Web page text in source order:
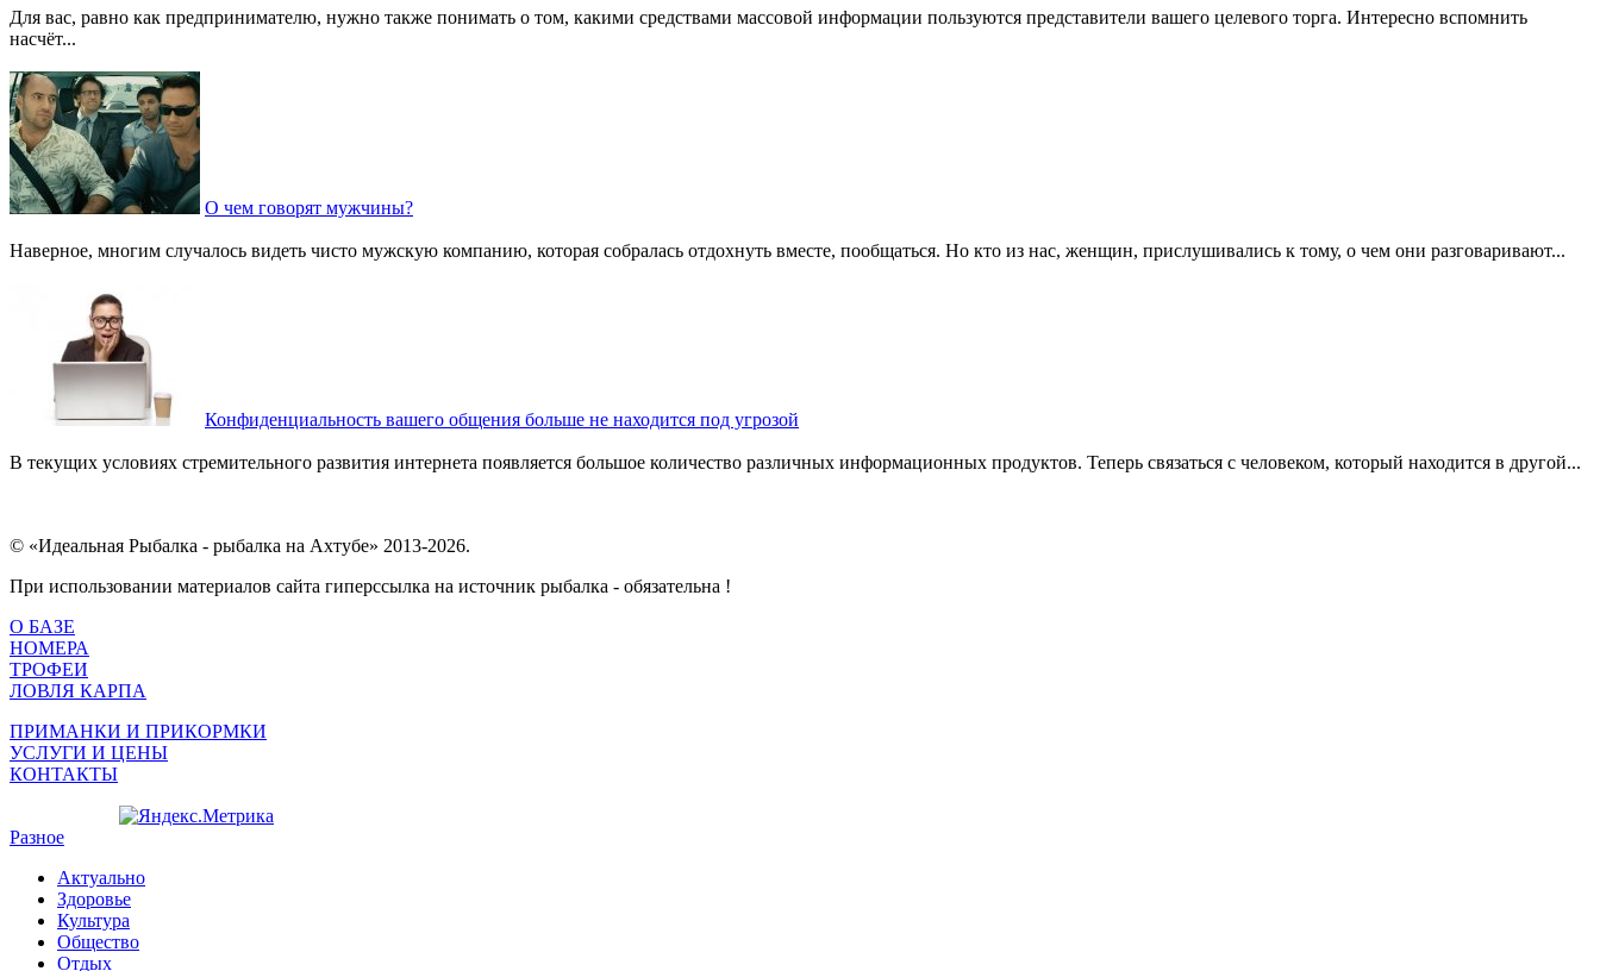
Для вас, равно как предпринимателю, нужно также понимать о том, какими средствами массовой информации пользуются представители вашего целевого торга. Интересно вспомнить
насчёт...
О чем говорят мужчины?
Наверное, многим случалось видеть чисто мужскую компанию, которая собралась отдохнуть вместе, пообщаться. Но кто из нас, женщин, прислушивались к тому, о чем они разговаривают...
Конфиденциальность вашего общения больше не находится под угрозой
В текущих условиях стремительного развития интернета появляется большое количество различных информационных продуктов. Теперь связаться с человеком, который находится в другой...
© «Идеальная Рыбалка - рыбалка на Ахтубе» 2013-2026.
При использовании материалов сайта гиперссылка на источник рыбалка - обязательна !
О БАЗЕ
НОМЕРА
ТРОФЕИ
ЛОВЛЯ КАРПА
ПРИМАНКИ И ПРИКОРМКИ
УСЛУГИ И ЦЕНЫ
КОНТАКТЫ
Разное
Актуально
Здоровье
Культура
Общество
Отдых